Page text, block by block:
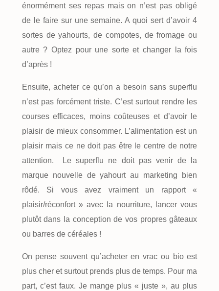
énormément ses repas mais on n’est pas obligé
de le faire sur une semaine. A quoi sert d’avoir 4
sortes de yahourts, de compotes, de fromage ou
autre ? Optez pour une sorte et changer la fois
d’après !
Ensuite, acheter ce qu’on a besoin sans superflu
n’est pas forcément triste. C’est surtout rendre les
courses efficaces, moins coûteuses et d’avoir le
plaisir de mieux consommer. L’alimentation est un
plaisir mais ce ne doit pas être le centre de notre
attention. Le superflu ne doit pas venir de la
marque nouvelle de yahourt au marketing bien
rôdé. Si vous avez vraiment un rapport «
plaisir/réconfort » avec la nourriture, lancer vous
plutôt dans la conception de vos propres gâteaux
ou barres de céréales !
On pense souvent qu’acheter en vrac ou bio est
plus cher et surtout prends plus de temps. Pour ma
part, c’est faux. Je mange plus « juste », au plus